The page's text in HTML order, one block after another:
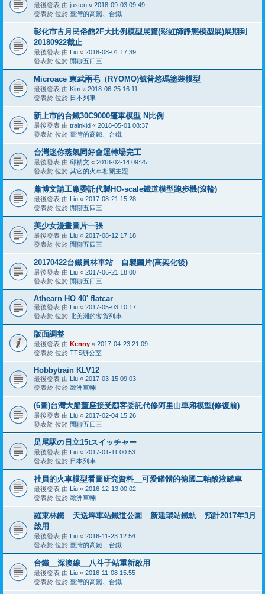
最後發表 由 justen « 2018-09-03 09:49
發表於 位於 臺灣的高鐵、台鐵
彰化市古月民俗館2F大比例模型展覽(彩虹師靜態模型展)展期到
20180922截止
最後發表 由 Liu « 2018-08-01 17:39
發表於 位於 閒聊五四三
Microace 東武兩毛（RYOMO)號普悠瑪塗裝模型
最後發表 由 Kim « 2018-06-25 16:11
發表於 位於 日本列車
新上市的台鐵30C9000篷車模型 N比例
最後發表 由 trainkid « 2018-05-01 08:37
發表於 位於 臺灣的高鐵、台鐵
台灣迷你蒸氣同好會運轉場完工
最後發表 由 邱精文 « 2018-02-14 09:25
發表於 位於 其它的火車相關主題
蕭博文請工廠委託代製HO-scale鐵道模型跑步機(滾輪)
最後發表 由 Liu « 2017-08-21 15:28
發表於 位於 閒聊五四三
美少女漫畫圖片一張
最後發表 由 Liu « 2017-08-12 17:18
發表於 位於 閒聊五四三
20170422台鐵員林車站__自製圖片(高架化後)
最後發表 由 Liu « 2017-06-21 18:00
發表於 位於 閒聊五四三
Athearn HO 40' flatcar
最後發表 由 Liu « 2017-05-03 10:17
發表於 位於 北美洲的客貨列車
版面調整
最後發表 由 Kenny « 2017-04-23 21:09
發表於 位於 TTS辦公室
Hobbytrain KLV12
最後發表 由 Liu « 2017-03-15 09:03
發表於 位於 歐洲車輛
(6圖)台灣大船董座接受顧客委託代修阿里山車廂模型(修復前)
最後發表 由 Liu « 2017-02-04 15:26
發表於 位於 閒聊五四三
足尾駅の日立15tスイッチャー
最後發表 由 Liu « 2017-01-11 00:53
發表於 位於 日本列車
社員的火車模型看圖研究資料__可愛罐體的德國二軸酸液罐車
最後發表 由 Liu « 2016-12-13 00:02
發表於 位於 歐洲車輛
羅東林鐵__天送埤車站鐵道公園__新建環站鐵軌__預計2017年3月
啟用
最後發表 由 Liu « 2016-11-23 12:54
發表於 位於 臺灣的高鐵、台鐵
台鐵__深澳線__八斗子站重新啟用
最後發表 由 Liu « 2016-11-08 15:55
發表於 位於 臺灣的高鐵、台鐵